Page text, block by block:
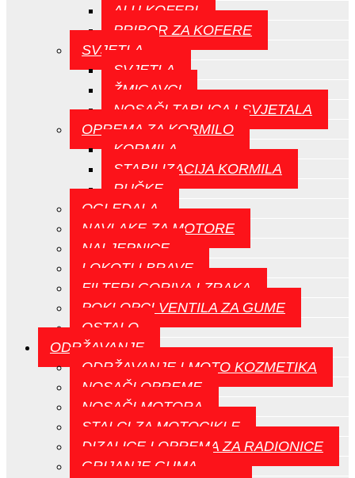
ALU KOFERI
PRIBOR ZA KOFERE
SVJETLA
SVJETLA
ŽMIGAVCI
NOSAČI TABLICA I SVJETALA
OPREMA ZA KORMILO
KORMILA
STABILIZACIJA KORMILA
RUČKE
OGLEDALA
NAVLAKE ZA MOTORE
NALJEPNICE
LOKOTI I BRAVE
FILTERI GORIVA I ZRAKA
POKLOPCI VENTILA ZA GUME
OSTALO
ODRŽAVANJE
ODRŽAVANJE I MOTO KOZMETIKA
NOSAČI OPREME
NOSAČI MOTORA
STALCI ZA MOTOCIKLE
DIZALICE I OPREMA ZA RADIONICE
GRIJANJE GUMA